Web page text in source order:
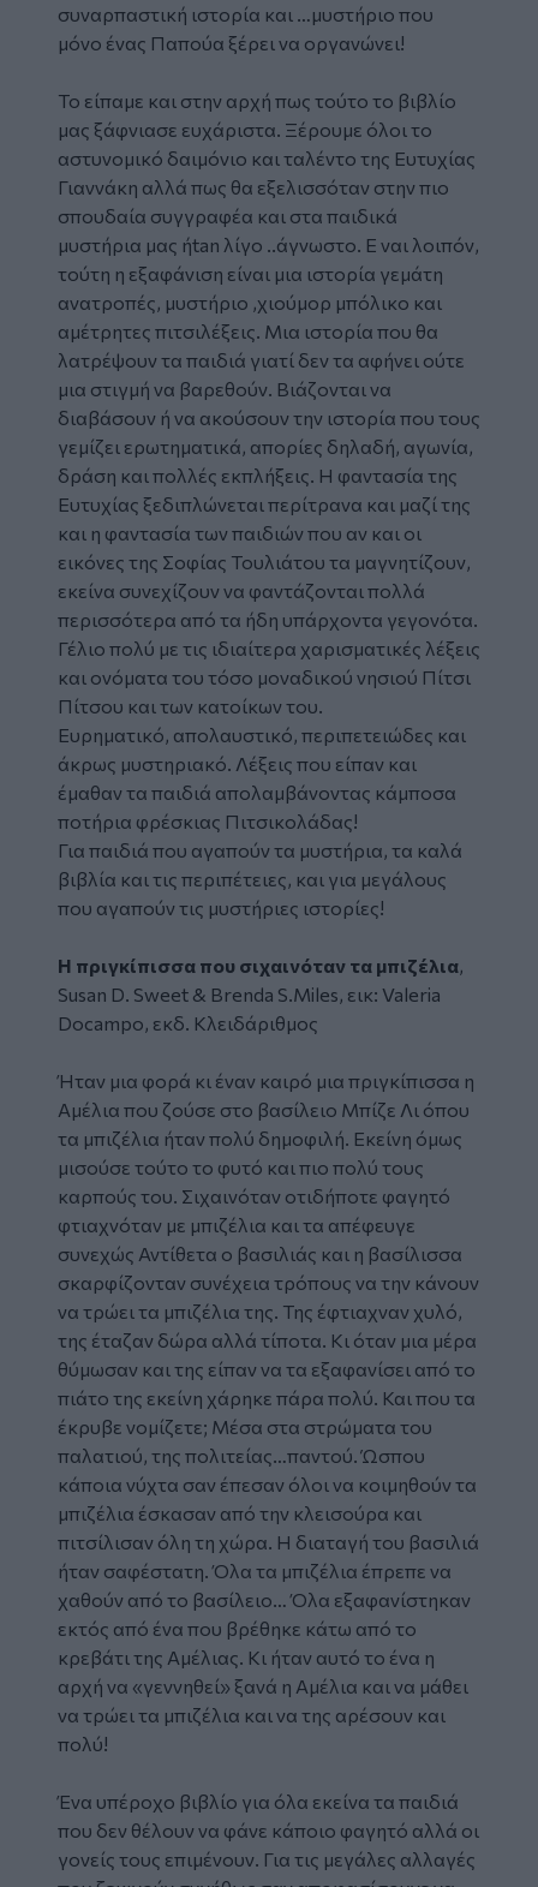
συναρπαστική ιστορία και …μυστήριο που
μόνο ένας Παπούα ξέρει να οργανώνει!
Το είπαμε και στην αρχή πως τούτο το βιβλίο
μας ξάφνιασε ευχάριστα. Ξέρουμε όλοι το
αστυνομικό δαιμόνιο και ταλέντο της Ευτυχίας
Γιαννάκη αλλά πως θα εξελισσόταν στην πιο
σπουδαία συγγραφέα και στα παιδικά
μυστήρια μας ήtan λίγο ..άγνωστο. Ε ναι λοιπόν,
τούτη η εξαφάνιση είναι μια ιστορία γεμάτη
ανατροπές, μυστήριο ,χιούμορ μπόλικο και
αμέτρητες πιτσιλέξεις. Μια ιστορία που θα
λατρέψουν τα παιδιά γιατί δεν τα αφήνει ούτε
μια στιγμή να βαρεθούν. Βιάζονται να
διαβάσουν ή να ακούσουν την ιστορία που τους
γεμίζει ερωτηματικά, απορίες δηλαδή, αγωνία,
δράση και πολλές εκπλήξεις. Η φαντασία της
Ευτυχίας ξεδιπλώνεται περίτρανα και μαζί της
και η φαντασία των παιδιών που αν και οι
εικόνες της Σοφίας Τουλιάτου τα μαγνητίζουν,
εκείνα συνεχίζουν να φαντάζονται πολλά
περισσότερα από τα ήδη υπάρχοντα γεγονότα.
Γέλιο πολύ με τις ιδιαίτερα χαρισματικές λέξεις
και ονόματα του τόσο μοναδικού νησιού Πίτσι
Πίτσου και των κατοίκων του.
Ευρηματικό, απολαυστικό, περιπετειώδες και
άκρως μυστηριακό. Λέξεις που είπαν και
έμαθαν τα παιδιά απολαμβάνοντας κάμποσα
ποτήρια φρέσκιας Πιτσικολάδας!
Για παιδιά που αγαπούν τα μυστήρια, τα καλά
βιβλία και τις περιπέτειες, και για μεγάλους
που αγαπούν τις μυστήριες ιστορίες!
Η πριγκίπισσα που σιχαινόταν τα μπιζέλια,
Susan D. Sweet & Brenda S.Miles, εικ: Valeria
Docampo, εκδ. Κλειδάριθμος
Ήταν μια φορά κι έναν καιρό μια πριγκίπισσα η
Αμέλια που ζούσε στο βασίλειο Μπίζε Λι όπου
τα μπιζέλια ήταν πολύ δημοφιλή. Εκείνη όμως
μισούσε τούτο το φυτό και πιο πολύ τους
καρπούς του. Σιχαινόταν οτιδήποτε φαγητό
φτιαχνόταν με μπιζέλια και τα απέφευγε
συνεχώς Αντίθετα ο βασιλιάς και η βασίλισσα
σκαρφίζονταν συνέχεια τρόπους να την κάνουν
να τρώει τα μπιζέλια της. Της έφτιαχναν χυλό,
της έταζαν δώρα αλλά τίποτα. Κι όταν μια μέρα
θύμωσαν και της είπαν να τα εξαφανίσει από το
πιάτο της εκείνη χάρηκε πάρα πολύ. Και που τα
έκρυβε νομίζετε; Μέσα στα στρώματα του
παλατιού, της πολιτείας…παντού. Ώσπου
κάποια νύχτα σαν έπεσαν όλοι να κοιμηθούν τα
μπιζέλια έσκασαν από την κλεισούρα και
πιτσίλισαν όλη τη χώρα. Η διαταγή του βασιλιά
ήταν σαφέστατη. Όλα τα μπιζέλια έπρεπε να
χαθούν από το βασίλειο… Όλα εξαφανίστηκαν
εκτός από ένα που βρέθηκε κάτω από το
κρεβάτι της Αμέλιας. Κι ήταν αυτό το ένα η
αρχή να «γεννηθεί» ξανά η Αμέλια και να μάθει
να τρώει τα μπιζέλια και να της αρέσουν και
πολύ!
Ένα υπέροχο βιβλίο για όλα εκείνα τα παιδιά
που δεν θέλουν να φάνε κάποιο φαγητό αλλά οι
γονείς τους επιμένουν. Για τις μεγάλες αλλαγές